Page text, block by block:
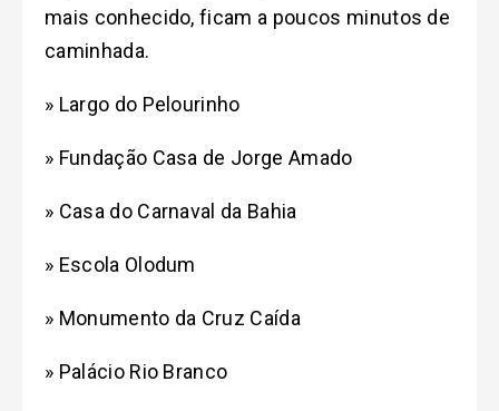
mais conhecido, ficam a poucos minutos de
caminhada.
» Largo do Pelourinho
» Fundação Casa de Jorge Amado
» Casa do Carnaval da Bahia
» Escola Olodum
» Monumento da Cruz Caída
» Palácio Rio Branco